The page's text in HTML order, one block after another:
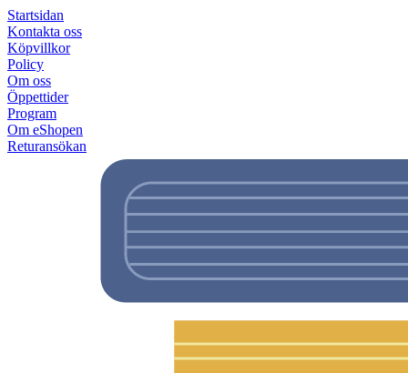
Startsidan
Kontakta oss
Köpvillkor
Policy
Om oss
Öppettider
Program
Om eShopen
Returansökan